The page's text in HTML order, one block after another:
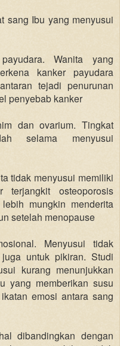
sang Ibu yang menyusui
Wanita yang
kanker payudara
tejadi penurunan
penyebab kanker
dan ovarium. Tingkat
selama menyusui
tidak menyusui memiliki
osteoporosis
mungkin menderita
setelah menopause
Menyusui tidak
untuk pikiran. Studi
kurang menunjukkan
yang memberikan susu
emosi antara sang
dibandingkan dengan